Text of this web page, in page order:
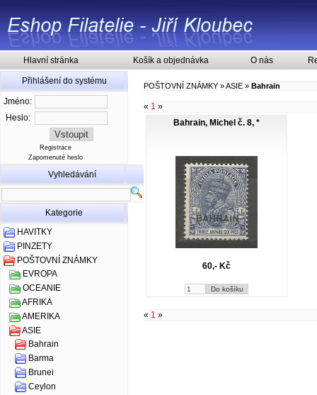
Hlavní stránka Košík a objednávka O nás
Přihlášení do systému
Jméno:
Heslo:
Registrace
Zapomenuté heslo
Vyhledávání
Kategorie
HAVITKY
PINZETY
POŠTOVNÍ ZNÁMKY
EVROPA
OCEANIE
AFRIKA
AMERIKA
ASIE
Bahrain
Barma
Brunei
Ceylon
POŠTOVNÍ ZNÁMKY »ASIE » Bahrain
« 1 »
Bahrain, Michel č. 8, *
60,- Kč
« 1 »